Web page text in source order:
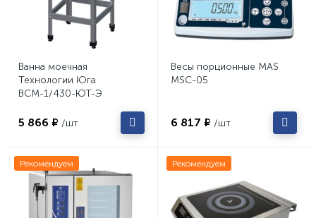
Ванна моечная
Технологии Юга
ВСМ-1/430-ЮТ-Э
5 866 ₽ /шт
Весы порционные MAS
MSC-05
6 817 ₽ /шт
Рекомендуем Рекомендуем